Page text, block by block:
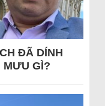
ĐÃ DÍNH
MƯU GÌ?